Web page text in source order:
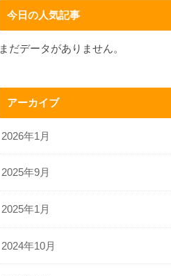
今日の人気記事
まだデータがありません。
アーカイブ
2026年1月
2025年9月
2025年1月
2024年10月